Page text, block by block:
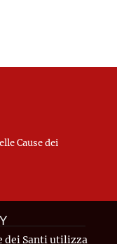
Cause dei
dei Santi utilizza